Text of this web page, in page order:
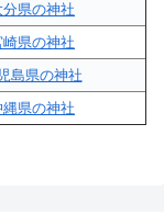
分県の神社
崎県の神社
島県の神社
縄県の神社